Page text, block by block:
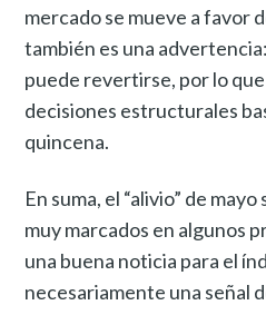
mercado se mueve a favor
también es una
puede revertirse, por lo
decisiones estructurales
quincena.
En suma, el “alivio” de
muy marcados en algunos
una buena noticia para el
necesariamente una señal